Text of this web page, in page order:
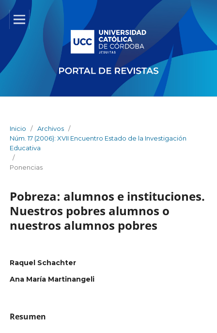
Inicio / Archivos /
Núm. 17 (2006): XVII Encuentro Estado de la Investigación
Educativa
/
Ponencias
Pobreza: alumnos e instituciones.
Nuestros pobres alumnos o
nuestros alumnos pobres
Raquel Schachter
Ana María Martinangeli
Resumen